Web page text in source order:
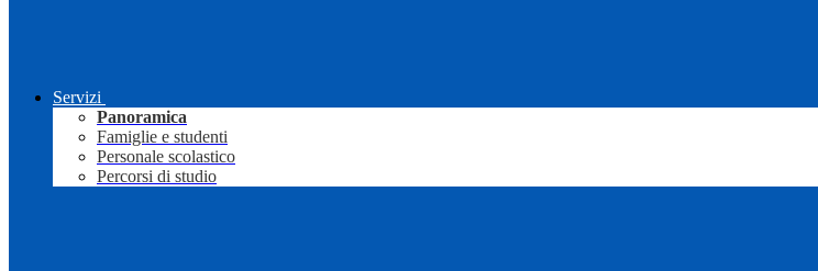
Servizi
Panoramica
Famiglie e studenti
Personale scolastico
Percorsi di studio